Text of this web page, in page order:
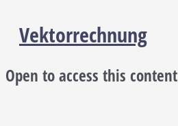
Vektorrechnung
Open to access this content